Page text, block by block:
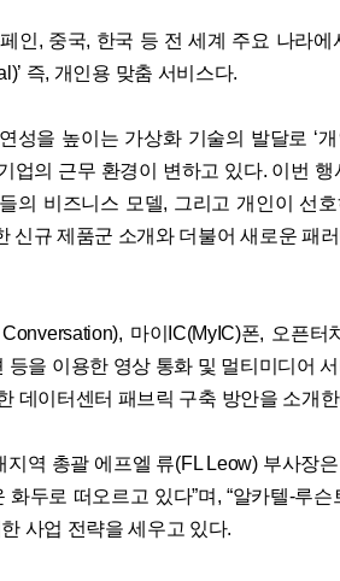
인, 중국, 한국 등 전 세계 주요 나라에
즉, 개인용 맞춤 서비스다.
성을 높이는 가상화 기술의 발달로 ‘
업의 근무 환경이 변하고 있다. 이번
의 비즈니스 모델, 그리고 개인이 선
신규 제품군 소개와 더불어 새로운 패
마이IC(MyIC)폰, 오픈터
등을 이용한 영상 통화 및 멀티미디어
데이터센터 패브릭 구축 방안을 소개
역 총괄 에프엘 류(FL Leow) 부사장
화두로 떠오르고 있다”며, “알카텔-루
사업 전략을 세우고 있다.